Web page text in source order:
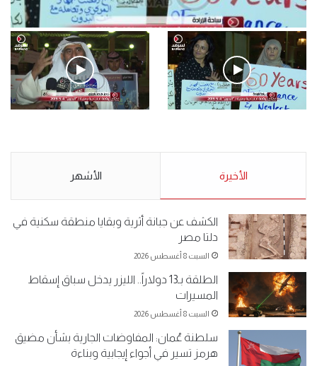
فيديو
.وقفة احتجاجية رمزية لـ”#البدون” في ساحة الإرادة 4-5-2019.
الأحد 5 مايو 2019
5-2019.
نبيع مخدرات يعني ولا خمر؟!.
الأخيرة الأشهر
الكشف عن جبانة أثرية وبقايا منطقة سكنية في
دلتا مصر
السبت 8 أغسطس 2026
الطلقة بـ13 دولاراً.. الليزر يدخل سباق إسقاط
المسيرات
السبت 8 أغسطس 2026
سلطنة عُمان: المفاوضات الجارية بشأن مضيق
هرمز تسير في أجواء إيجابية وبناءة